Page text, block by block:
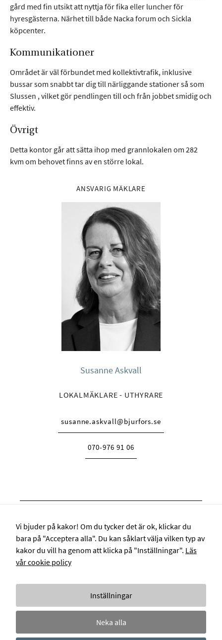
gård med fin utsikt att nyttja för fika eller luncher för
hyresgästerna. Närhet till både Nacka forum och Sickla
köpcenter.
Kommunikationer
Området är väl förbundet med kollektivtrafik, inklusive
bussar som snabbt tar dig till närliggande stationer så som
Slussen , vilket gör pendlingen till och från jobbet smidig och
effektiv.
Övrigt
Detta kontor går att sätta ihop med grannlokalen om 282
kvm om behovet finns av en större lokal.
ANSVARIG MÄKLARE
Susanne Askvall
LOKALMÄKLARE - UTHYRARE
susanne.askvall@bjurfors.se
070-976 91 06
INTEGRITETSPOLICY
NYHETER OCH PRESSMEDDELANDEN
Vi bjuder på kakor! Om du tycker det är ok, klickar du
bara på "Acceptera alla". Du kan såklart välja vilken typ av
kakor du vill ha genom att klicka på "Inställningar". Läs
vår cookie policy
Inställningar
Neka alla
webbplatser. Avsikten
är att visa annonser
som är relevanta och
tredjepartsannonsörer.
Facebook, LinkedIn.